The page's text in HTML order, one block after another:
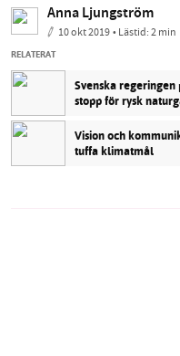
Anna Ljungström
10 okt 2019• Lästid:2 min
RELATERAT
Svenska
stopp för rysk
Vision och
tuffa klimatmål